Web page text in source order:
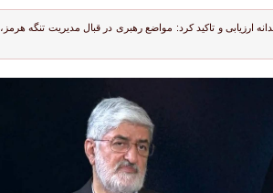
ارزیابی و تاکید کرد: مواضع رهبری در قبال مدیریت تنگه هرمز،